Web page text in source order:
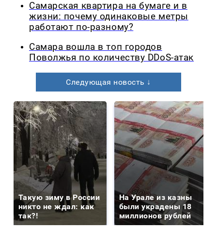
Самарская квартира на бумаге и в
жизни: почему одинаковые метры
работают по-разному?
Самара вошла в топ городов
Поволжья по количеству DDoS-атак
Следующая новость ↓
Такую зиму в России
никто не ждал: как
так?!
На Урале из казны
были украдены 18
миллионов рублей